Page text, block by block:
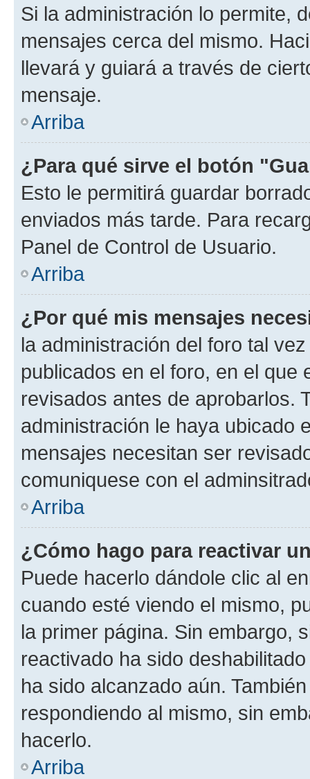
Si la administración lo permite,
mensajes cerca del mismo.
llevará y guiará a través de
mensaje.
Arriba
¿Para qué sirve el botón
Esto le permitirá guardar
enviados más tarde. Para
Panel de Control de Usuario.
Arriba
¿Por qué mis mensajes
la administración del foro tal
publicados en el foro, en el
revisados antes de aprobarlos.
administración le haya ubicado
mensajes necesitan ser
comuniquese con el
Arriba
¿Cómo hago para reactivar
Puede hacerlo dándole clic al
cuando esté viendo el mismo,
la primer página. Sin embargo,
reactivado ha sido
ha sido alcanzado aún.
respondiendo al mismo, sin
hacerlo.
Arriba